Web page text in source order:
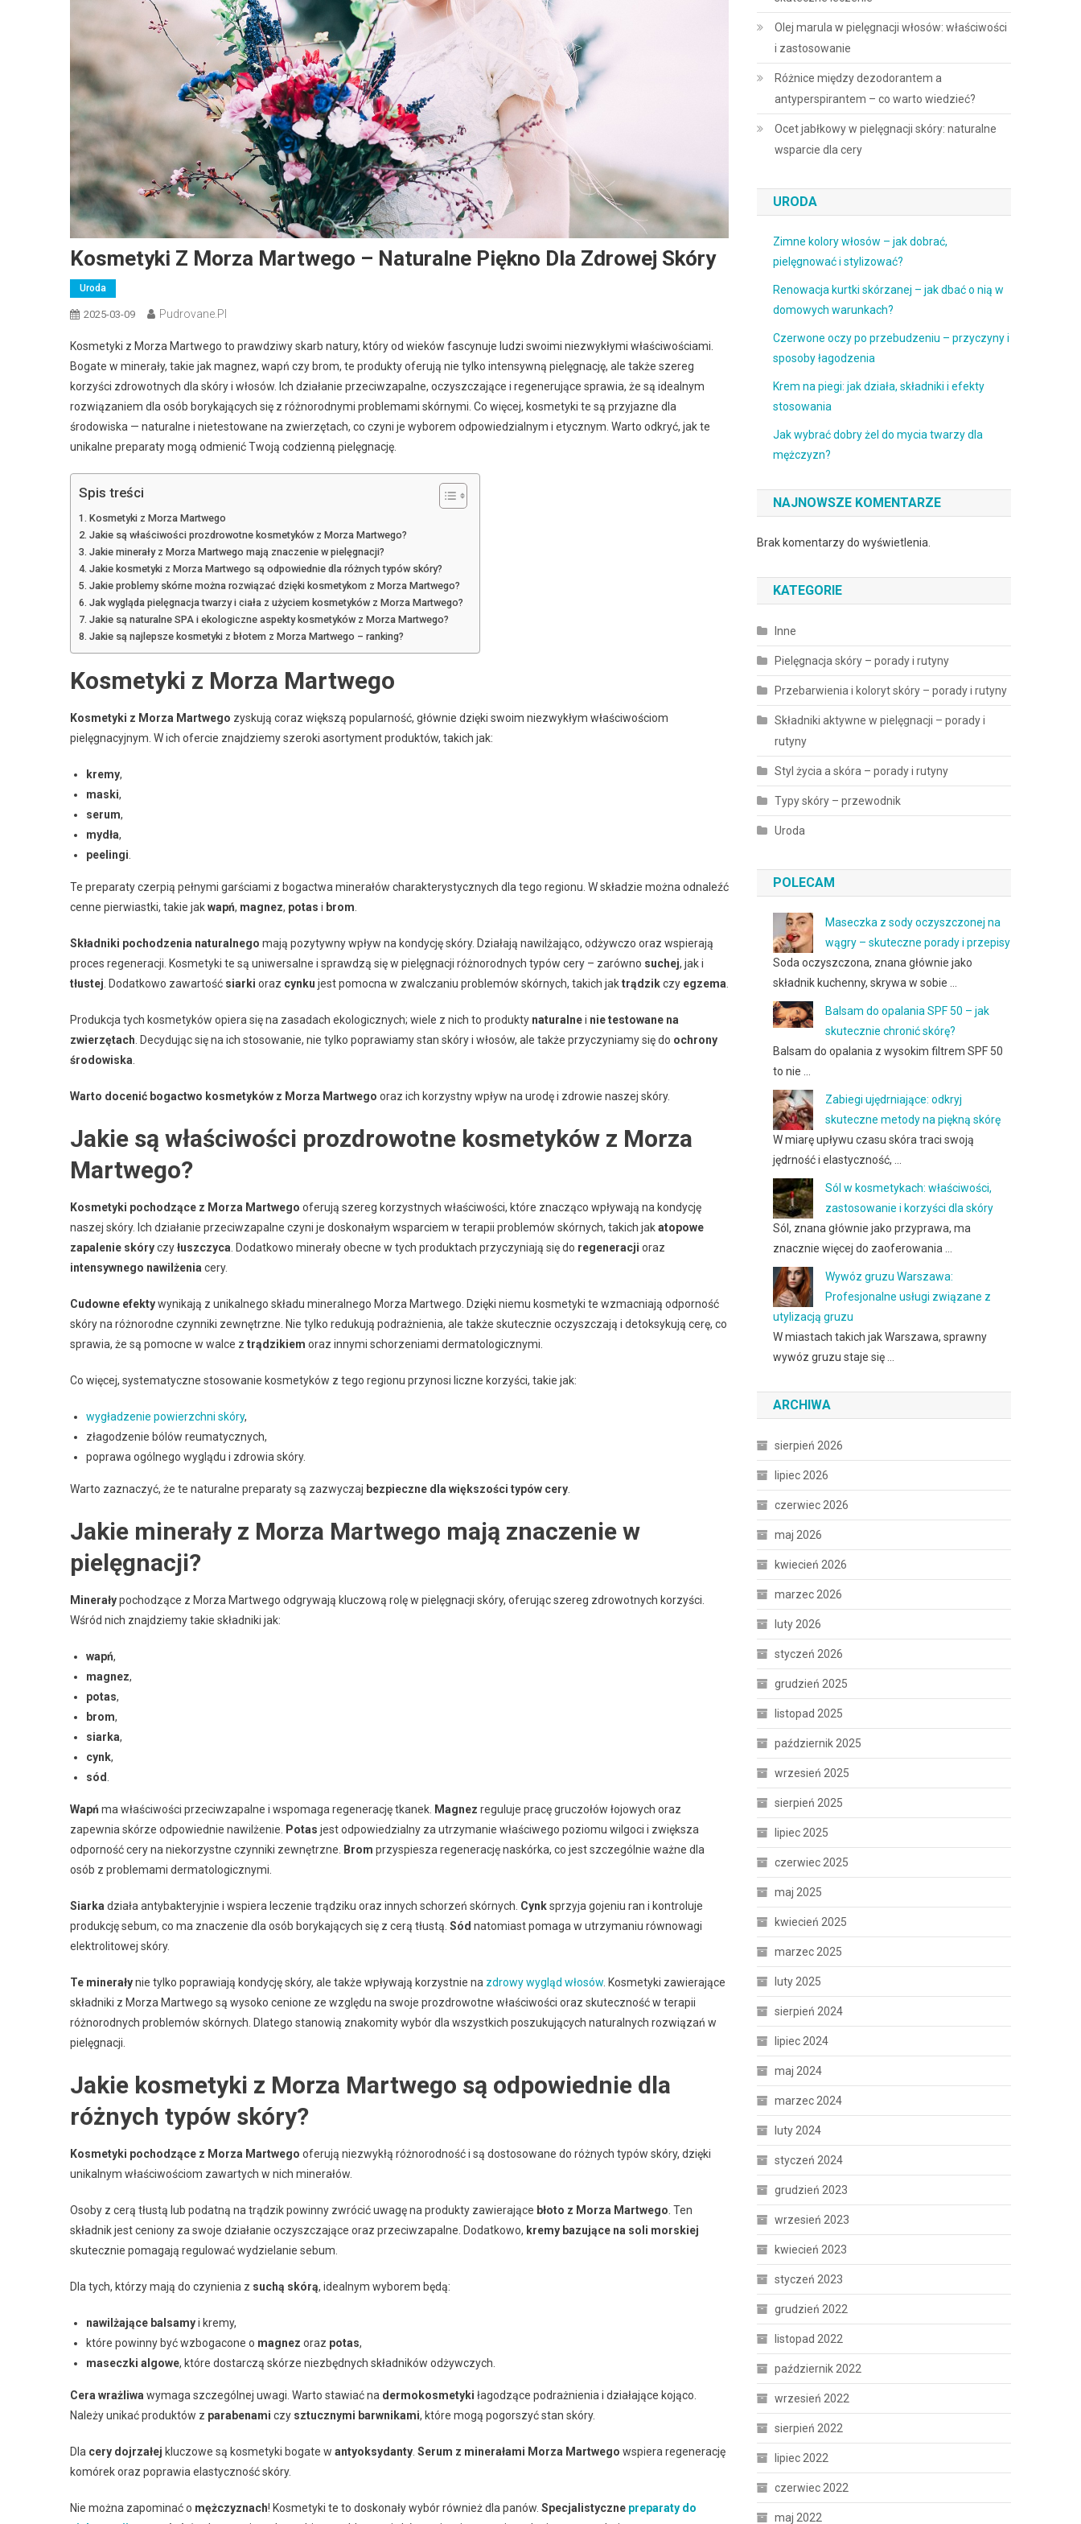
Kosmetyki Z Morza Martwego – Naturalne Piękno Dla Zdrowej Skóry
Uroda
2025-03-09 Pudrovane.pl
Kosmetyki z Morza Martwego to prawdziwy skarb natury, który od wieków fascynuje ludzi swoimi niezwykłymi właściwościami.
Bogate w minerały, takie jak magnez, wapń czy brom, te produkty oferują nie tylko intensywną pielęgnację, ale także szereg
korzyści zdrowotnych dla skóry i włosów. Ich działanie przeciwzapalne, oczyszczające i regenerujące sprawia, że są idealnym
rozwiązaniem dla osób borykających się z różnorodnymi problemami skórnymi. Co więcej, kosmetyki te są przyjazne dla
środowiska — naturalne i nietestowane na zwierzętach, co czyni je wyborem odpowiedzialnym i etycznym. Warto odkryć, jak te
unikalne preparaty mogą odmienić Twoją codzienną pielęgnację.
Spis treści
Kosmetyki z Morza Martwego
Jakie są właściwości prozdrowotne kosmetyków z Morza Martwego?
Jakie minerały z Morza Martwego mają znaczenie w pielęgnacji?
Jakie kosmetyki z Morza Martwego są odpowiednie dla różnych typów skóry?
Jakie problemy skórne można rozwiązać dzięki kosmetykom z Morza Martwego?
Jak wygląda pielęgnacja twarzy i ciała z użyciem kosmetyków z Morza Martwego?
Jakie są naturalne SPA i ekologiczne aspekty kosmetyków z Morza Martwego?
Jakie są najlepsze kosmetyki z błotem z Morza Martwego – ranking?
Kosmetyki z Morza Martwego
Kosmetyki z Morza Martwego zyskują coraz większą popularność, głównie dzięki swoim niezwykłym właściwościom
pielęgnacyjnym. W ich ofercie znajdziemy szeroki asortyment produktów, takich jak:
kremy,
maski,
serum,
mydła,
peelingi
Te preparaty czerpią pełnymi garściami z bogactwa minerałów charakterystycznych dla tego regionu. W składzie można odnaleźć
cenne pierwiastki, takie jakwapń, magnez, potas i brom
Składniki pochodzenia naturalnego mają pozytywny wpływ na kondycję skóry. Działają nawilżająco, odżywczo oraz wspierają
proces regeneracji. Kosmetyki te są uniwersalne i sprawdzą się w pielęgnacji różnorodnych typów cery – zarówno suchej, jak i
tłustej . Dodatkowo zawartość siarki oraz cynku jest pomocna w zwalczaniu problemów skórnych, takich jaktrądzikczy egzema
Produkcja tych kosmetyków opiera się na zasadach ekologicznych; wiele z nich to produkty naturalnei nie testowane na
zwierzętach . Decydując się na ich stosowanie, nie tylko poprawiamy stan skóry i włosów, ale także przyczyniamy się do ochrony
środowiska
Warto docenić bogactwo kosmetyków z Morza Martwego oraz ich korzystny wpływ na urodę i zdrowie naszej skóry.
Jakie są właściwości prozdrowotne kosmetyków z Morza
Martwego?
Kosmetyki pochodzące z Morza Martwego oferują szereg korzystnych właściwości, które znacząco wpływają na kondycję
naszej skóry. Ich działanie przeciwzapalne czyni je doskonałym wsparciem w terapii problemów skórnych, takich jakatopowe
zapalenie skóryczyłuszczyca . Dodatkowo minerały obecne w tych produktach przyczyniają się do regeneracji oraz
intensywnego nawilżenia cery.
Cudowne efektywynikają z unikalnego składu mineralnego Morza Martwego. Dzięki niemu kosmetyki te wzmacniają odporność
skóry na różnorodne czynniki zewnętrzne. Nie tylko redukują podrażnienia, ale także skutecznie oczyszczają i detoksykują cerę, co
sprawia, że są pomocne w walce z trądzikiem oraz innymi schorzeniami dermatologicznymi.
Co więcej, systematyczne stosowanie kosmetyków z tego regionu przynosi liczne korzyści, takie jak:
wygładzenie powierzchni skóry,
złagodzenie bólów reumatycznych,
poprawa ogólnego wyglądu i zdrowia skóry.
Warto zaznaczyć, że te naturalne preparaty są zazwyczaj bezpieczne dla większości typów cery
Jakie minerały z Morza Martwego mają znaczenie w
pielęgnacji?
Minerałypochodzące z Morza Martwego odgrywają kluczową rolę w pielęgnacji skóry, oferując szereg zdrowotnych korzyści.
Wśród nich znajdziemy takie składniki jak:
wapń,
magnez,
potas,
brom,
siarka,
cynk,
sód
Wapń ma właściwości przeciwzapalne i wspomaga regenerację tkanek. Magnez reguluje pracę gruczołów łojowych oraz
zapewnia skórze odpowiednie nawilżenie.
Potas jest odpowiedzialny za utrzymanie właściwego poziomu wilgoci i zwiększa
odporność cery na niekorzystne czynniki zewnętrzne.
Brom przyspiesza regenerację naskórka, co jest szczególnie ważne dla
osób z problemami dermatologicznymi.
Siarka działa antybakteryjnie i wspiera leczenie trądziku oraz innych schorzeń skórnych. Cynksprzyja gojeniu ran i kontroluje
produkcję sebum, co ma znaczenie dla osób borykających się z cerą tłustą. Sód natomiast pomaga w utrzymaniu równowagi
elektrolitowej skóry.
Te minerałynie tylko poprawiają kondycję skóry, ale także wpływają korzystnie na zdrowy wygląd włosów . Kosmetyki zawierające
składniki z Morza Martwego są wysoko cenione ze względu na swoje prozdrowotne właściwości oraz skuteczność w terapii
różnorodnych problemów skórnych. Dlatego stanowią znakomity wybór dla wszystkich poszukujących naturalnych rozwiązań w
pielęgnacji.
Jakie kosmetyki z Morza Martwego są odpowiednie dla
różnych typów skóry?
Kosmetyki pochodzące z Morza Martwego oferują niezwykłą różnorodność i są dostosowane do różnych typów skóry, dzięki
unikalnym właściwościom zawartych w nich minerałów.
Osoby z cerą tłustą lub podatną na trądzik powinny zwrócić uwagę na produkty zawierające błoto z Morza Martwego . Ten
składnik jest ceniony za swoje działanie oczyszczające oraz przeciwzapalne. Dodatkowo, kremy bazujące na soli morskiej
skutecznie pomagają regulować wydzielanie sebum.
Dla tych, którzy mają do czynienia z suchą skórą, idealnym wyborem będą:
nawilżające balsamyi kremy,
które powinny być wzbogacone o magnez oraz potas,
maseczki algowe, które dostarczą skórze niezbędnych składników odżywczych.
Cera wrażliwa wymaga szczególnej uwagi. Warto stawiać na dermokosmetyki łagodzące podrażnienia i działające kojąco.
Należy unikać produktów z parabenami czy sztucznymi barwnikami, które mogą pogorszyć stan skóry.
Dla cery dojrzałej kluczowe są kosmetyki bogate w antyoksydanty Serum z minerałami Morza Martwego wspiera regenerację
komórek oraz poprawia elastyczność skóry.
Nie można zapominać o mężczyznach! Kosmetyki te to doskonały wybór również dla panów. Specjalistyczne preparaty do
Olej marula w pielęgnacji włosów: właściwości
i zastosowanie
Różnice między dezodorantem a
antyperspirantem – co warto wiedzieć?
Ocet jabłkowy w pielęgnacji skóry: naturalne
wsparcie dla cery
URODA
Zimne kolory włosów – jak dobrać,
pielęgnować i stylizować?
Renowacja kurtki skórzanej – jak dbać o nią w
domowych warunkach?
Czerwone oczy po przebudzeniu – przyczyny i
sposoby łagodzenia
Krem na piegi: jak działa, składniki i efekty
stosowania
Jak wybrać dobry żel do mycia twarzy dla
mężczyzn?
NAJNOWSZE KOMENTARZE
Brak komentarzy do wyświetlenia.
KATEGORIE
Inne
Pielęgnacja skóry – porady i rutyny
Przebarwienia i koloryt skóry – porady i rutyny
Składniki aktywne w pielęgnacji – porady i
rutyny
Styl życia a skóra – porady i rutyny
Typy skóry – przewodnik
Uroda
POLECAM
Maseczka z sody oczyszczonej na
wągry – skuteczne porady i przepisy
Soda oczyszczona, znana głównie jako
składnik kuchenny, skrywa w sobie …
Balsam do opalania SPF 50 – jak
skutecznie chronić skórę?
Balsam do opalania z wysokim filtrem SPF 50
to nie …
Zabiegi ujędrniające: odkryj
skuteczne metody na piękną skórę
W miarę upływu czasu skóra traci swoją
jędrność i elastyczność, …
Sól w kosmetykach: właściwości,
zastosowanie i korzyści dla skóry
Sól, znana głównie jako przyprawa, ma
znacznie więcej do zaoferowania …
Wywóz gruzu Warszawa:
Profesjonalne usługi związane z
utylizacją gruzu
W miastach takich jak Warszawa, sprawny
wywóz gruzu staje się …
ARCHIWA
sierpień 2026
lipiec 2026
czerwiec 2026
maj 2026
kwiecień 2026
marzec 2026
luty 2026
styczeń 2026
grudzień 2025
listopad 2025
październik 2025
wrzesień 2025
sierpień 2025
lipiec 2025
czerwiec 2025
maj 2025
kwiecień 2025
marzec 2025
luty 2025
sierpień 2024
lipiec 2024
maj 2024
marzec 2024
luty 2024
styczeń 2024
grudzień 2023
wrzesień 2023
kwiecień 2023
styczeń 2023
grudzień 2022
listopad 2022
październik 2022
wrzesień 2022
sierpień 2022
lipiec 2022
czerwiec 2022
maj 2022